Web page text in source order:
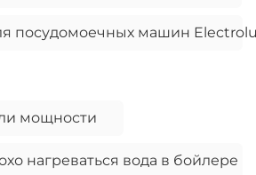
посудомоечных машин
мощности
нагреваться вода в бойлере